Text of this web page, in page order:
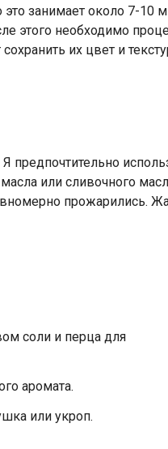
занимает около 7-10
этого необходимо
их цвет и
предпочтительно
или сливочного
прожарились.
соли и перца для
аромата.
или укроп.